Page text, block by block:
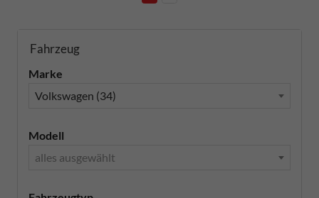
Fahrzeug
Marke
Volkswagen (34)
Modell
alles ausgewählt